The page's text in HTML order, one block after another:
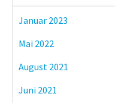
Januar 2023
Mai 2022
August 2021
Juni 2021